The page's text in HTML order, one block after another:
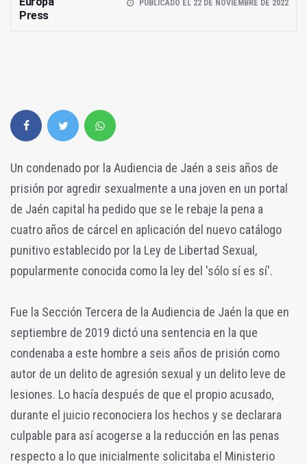
Press
PUBLICADO EL 22 DE NOVIEMBRE DE 2022
Un condenado por la Audiencia de Jaén a seis años de
prisión por agredir sexualmente a una joven en un portal
de Jaén capital ha pedido que se le rebaje la pena a
cuatro años de cárcel en aplicación del nuevo catálogo
punitivo establecido por la Ley de Libertad Sexual,
popularmente conocida como la ley del 'sólo sí es sí'.
Fue la Sección Tercera de la Audiencia de Jaén la que en
septiembre de 2019 dictó una sentencia en la que
condenaba a este hombre a seis años de prisión como
autor de un delito de agresión sexual y un delito leve de
lesiones. Lo hacía después de que el propio acusado,
durante el juicio reconociera los hechos y se declarara
culpable para así acogerse a la reducción en las penas
respecto a lo que inicialmente solicitaba el Ministerio